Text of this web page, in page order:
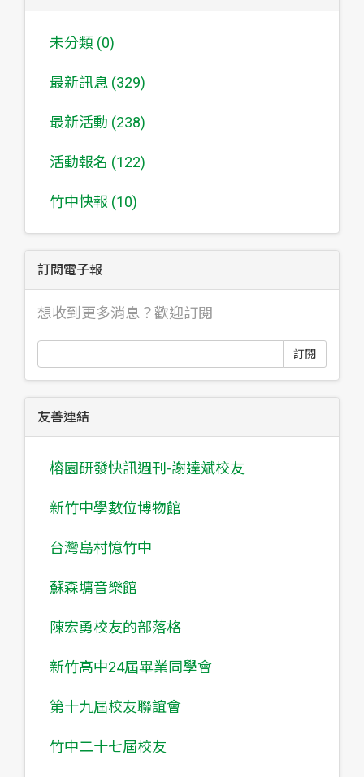
未分類 (0)
最新訊息 (329)
最新活動 (238)
活動報名 (122)
竹中快報 (10)
訂閱電子報
想收到更多消息？歡迎訂閱
訂閱
友善連結
榕園研發快訊週刊-謝達斌校友
新竹中學數位博物館
台灣島村憶竹中
蘇森墉音樂館
陳宏勇校友的部落格
新竹高中24屆畢業同學會
第十九屆校友聯誼會
竹中二十七屆校友